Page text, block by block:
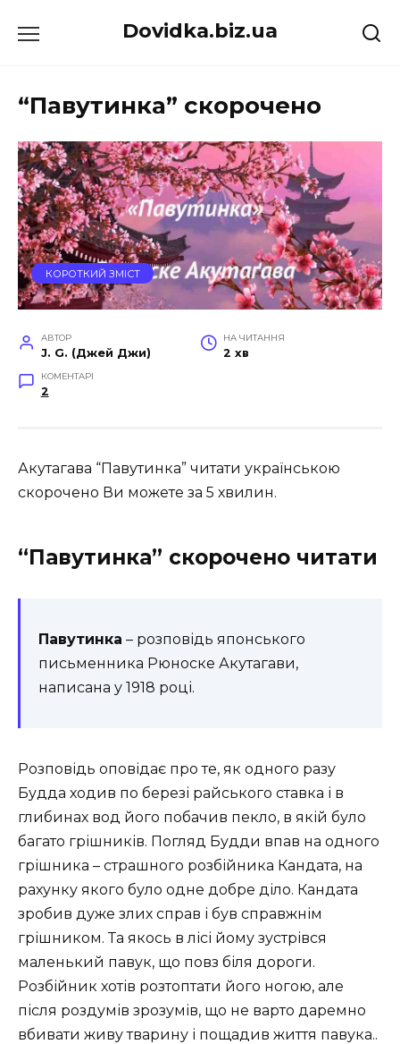
до
Dovidka.biz.ua
“Павутинка” скорочено
КОРОТКИЙ ЗМІСТ
АВТОР
J. G. (Джей Джи)
НА ЧИТАННЯ
2 хв
КОМЕНТАРІ
2
Акутагава “Павутинка” читати українською
скорочено Ви можете за 5 хвилин.
“Павутинка” скорочено читати
Павутинка – розповідь японського
письменника Рюноске Акутагави,
написана у 1918 році.
Розповідь оповідає про те, як одного разу
Будда ходив по березі райського ставка і в
глибинах вод його побачив пекло, в якій було
багато грішників. Погляд Будди впав на одного
грішника – страшного розбійника Кандата, на
рахунку якого було одне добре діло. Кандата
зробив дуже злих справ і був справжнім
грішником. Та якось в лісі йому зустрівся
маленький павук, що повз біля дороги.
Розбійник хотів розтоптати його ногою, але
після роздумів зрозумів, що не варто даремно
вбивати живу тварину і пощадив життя павука..